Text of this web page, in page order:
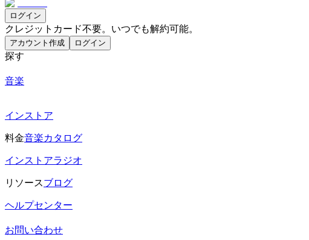
ログイン
クレジットカード不要。いつでも解約可能。
アカウント作成 ログイン
探す
音楽
インストア
料金音楽カタログ
インストアラジオ
リソースブログ
ヘルプセンター
お問い合わせ